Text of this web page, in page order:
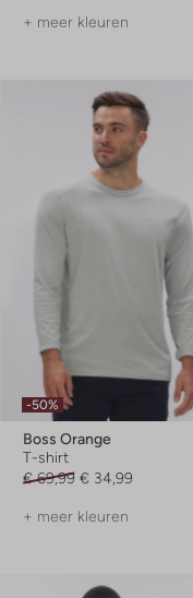
+ meer kleuren
-50%
Boss Orange
T-shirt
€ 69,99 € 34,99
+ meer kleuren